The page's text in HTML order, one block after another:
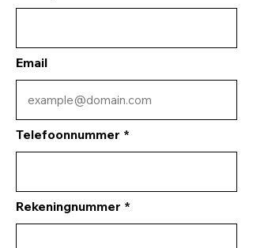
Email
Telefoonnummer
Rekeningnummer